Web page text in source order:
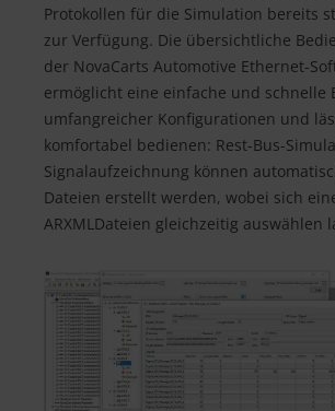
Protokollen für die Simulation bereits
zur Verfügung. Die übersichtliche
der NovaCarts Automotive Ethernet-
ermöglicht eine einfache und schnelle
umfangreicher Konfigurationen und
komfortabel bedienen: Rest-Bus-
Signalaufzeichnung können
Dateien erstellt werden, wobei sich
ARXMLDateien gleichzeitig auswählen